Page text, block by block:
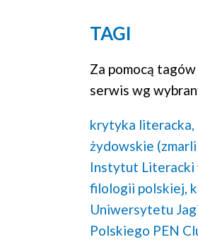
TAGI
Za pomocą
serwis wg
krytyka literacka,
żydowskie (zmarli
Instytut Literacki
filologii polskiej,
Uniwersytetu
Polskiego PEN